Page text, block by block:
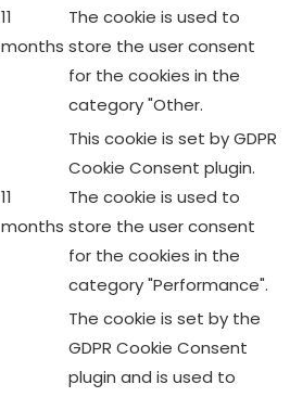
11
months
The cookie is used to
store the user consent
for the cookies in the
category "Other.
11
months
This cookie is set by GDPR
Cookie Consent plugin.
The cookie is used to
store the user consent
for the cookies in the
category "Performance".
The cookie is set by the
GDPR Cookie Consent
plugin and is used to